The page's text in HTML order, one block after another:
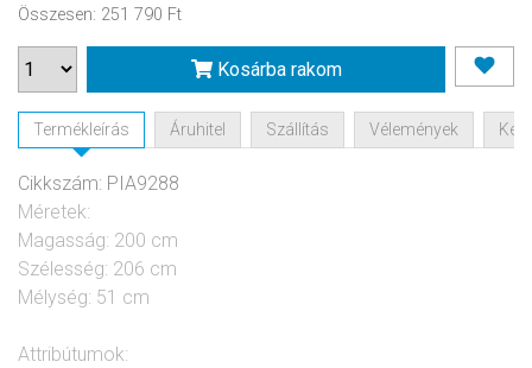
Összesen: 251 790 Ft
Kosárba rakom
Termékleírás Áruhitel Szállítás Vélemények
Cikkszám: PIA9288
Méretek:
Magasság: 200 cm
Szélesség: 206 cm
Mélység: 51 cm
Attribútumok: